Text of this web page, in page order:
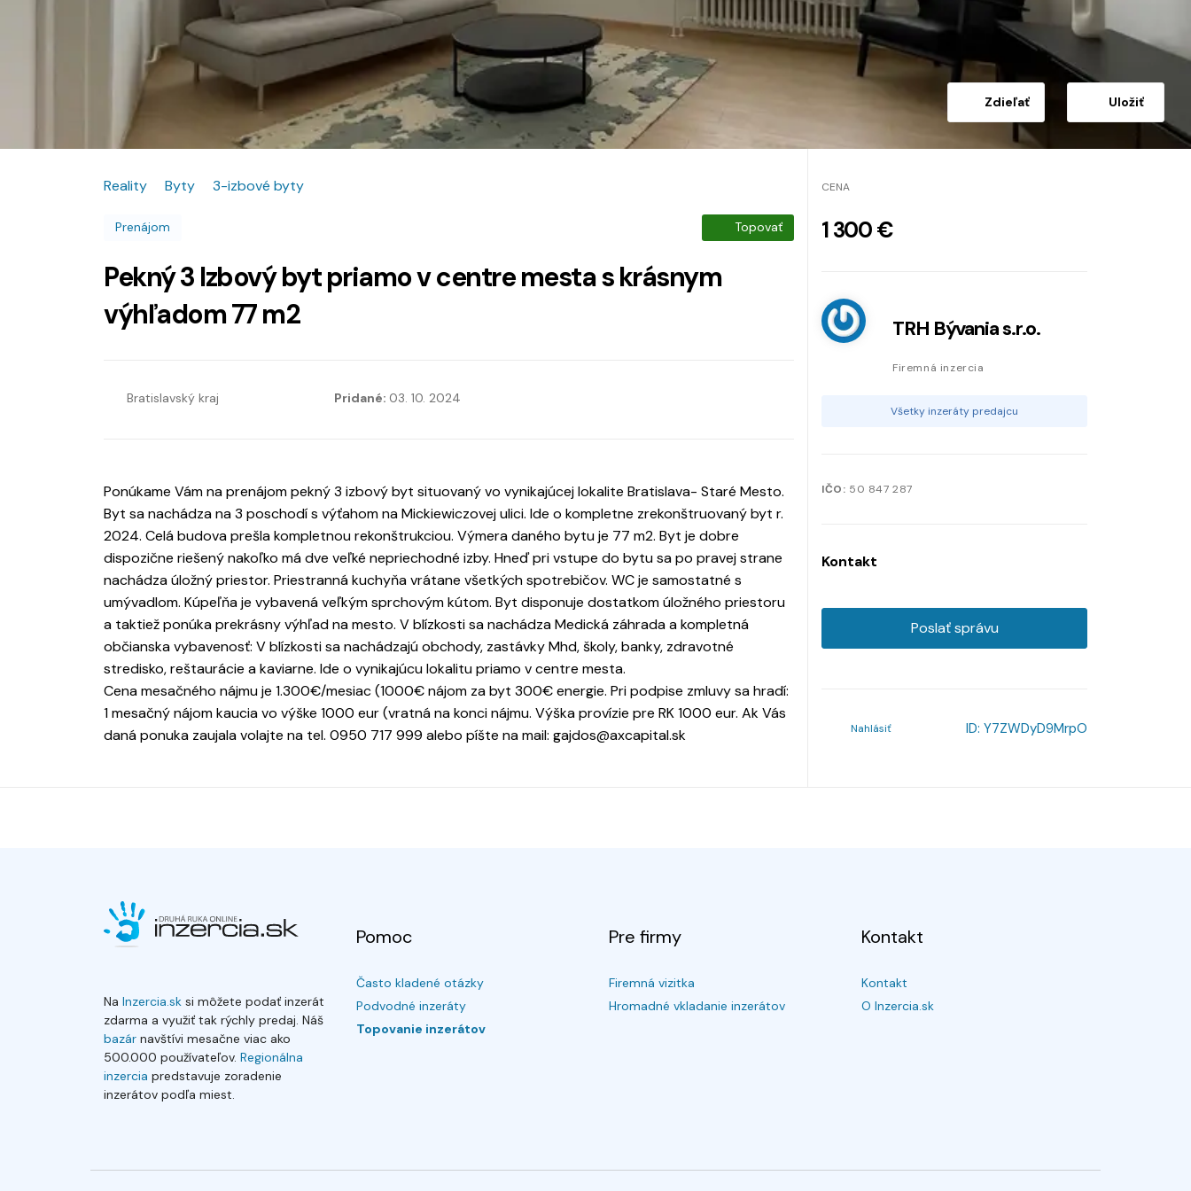
Zdieľať Uložiť
Reality Byty 3-izbové byty
Prenájom Topovať
Pekný 3 Izbový byt priamo v centre mesta s krásnym
výhľadom 77 m2
Bratislavský kraj Pridané: 03. 10. 2024
Ponúkame Vám na prenájom pekný 3 izbový byt situovaný vo vynikajúcej lokalite Bratislava- Staré Mesto.
Byt sa nachádza na 3 poschodí s výťahom na Mickiewiczovej ulici. Ide o kompletne zrekonštruovaný byt r.
2024. Celá budova prešla kompletnou rekonštrukciou. Výmera daného bytu je 77 m2. Byt je dobre
dispozične riešený nakoľko má dve veľké nepriechodné izby. Hneď pri vstupe do bytu sa po pravej strane
nachádza úložný priestor. Priestranná kuchyňa vrátane všetkých spotrebičov. WC je samostatné s
umývadlom. Kúpeľňa je vybavená veľkým sprchovým kútom. Byt disponuje dostatkom úložného priestoru
a taktiež ponúka prekrásny výhľad na mesto. V blízkosti sa nachádza Medická záhrada a kompletná
občianska vybavenosť: V blízkosti sa nachádzajú obchody, zastávky Mhd, školy, banky, zdravotné
stredisko, reštaurácie a kaviarne. Ide o vynikajúcu lokalitu priamo v centre mesta.
Cena mesačného nájmu je 1.300€/mesiac (1000€ nájom za byt 300€ energie. Pri podpise zmluvy sa hradí:
1 mesačný nájom kaucia vo výške 1000 eur (vratná na konci nájmu. Výška provízie pre RK 1000 eur. Ak Vás
daná ponuka zaujala volajte na tel. 0950 717 999 alebo píšte na mail: gajdos@axcapital.sk
CENA
1 300 €
TRH Bývania s.r.o.
Firemná inzercia
Všetky inzeráty predajcu
IČO: 50 847 287
Kontakt
Poslať správu
Nahlásiť ID: Y7ZWDyD9MrpO
Na Inzercia.sk si môžete podať inzerát
zdarma a využiť tak rýchly predaj. Náš
bazár navštívi mesačne viac ako
500.000 používateľov. Regionálna
inzercia predstavuje zoradenie
inzerátov podľa miest.
Pomoc
Často kladené otázky
Podvodné inzeráty
Topovanie inzerátov
Pre firmy
Firemná vizitka
Hromadné vkladanie inzerátov
Kontakt
Kontakt
O Inzercia.sk